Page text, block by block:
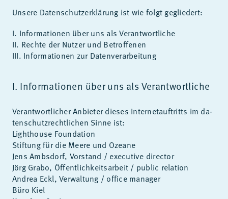
Un­se­re Da­ten­schutz­er­klä­rung ist wie folgt ge­glie­dert:
I. In­for­ma­tio­nen über uns als Ver­ant­wort­li­che
II. Rech­te der Nut­zer und Be­trof­fe­nen
III. In­for­ma­tio­nen zur Da­ten­ver­ar­bei­tung
I. In­for­ma­tio­nen über uns als Ver­ant­wort­li­che
Ver­ant­wort­li­cher An­bie­ter die­ses In­ter­net­auf­tritts im da­
ten­schutz­recht­li­chen Sin­ne ist:
Lighthouse Foun­da­ti­on
Stif­tung für die Mee­re und Ozea­ne
Jens Ambs­dorf, Vor­stand / exe­cu­ti­ve di­rec­tor
Jörg Grabo, Öffent­lich­keits­ar­beit / pu­blic re­la­ti­on
An­drea Eckl, Ver­wal­tung / of­fice ma­na­ger
Büro Kiel